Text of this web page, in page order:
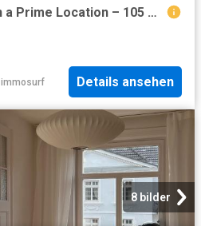
Charming Apartment in a Prime Location – 105 m², Fully Furnished, Just a 1 Minute Walk from the Alster
immosurf Details ansehen
8 bilder